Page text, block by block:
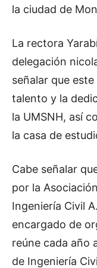
la ciudad de
La rectora
delegación
señalar que
talento y la
la UMSNH, así
la casa de
Cabe señalar
por la
Ingeniería Civil
encargado de
reúne cada año
de Ingeniería